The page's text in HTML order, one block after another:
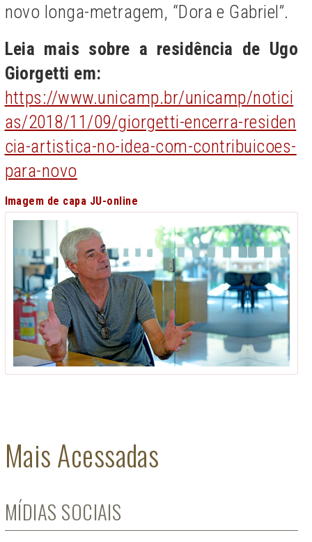
novo longa-metragem, “Dora e Gabriel”.
Leia mais sobre a residência de Ugo
Giorgetti em:
https://www.unicamp.br/unicamp/notici
as/2018/11/09/giorgetti-encerra-residen
cia-artistica-no-idea-com-contribuicoes-
para-novo
Imagem de capa JU-online
Mais Acessadas
MÍDIAS SOCIAIS